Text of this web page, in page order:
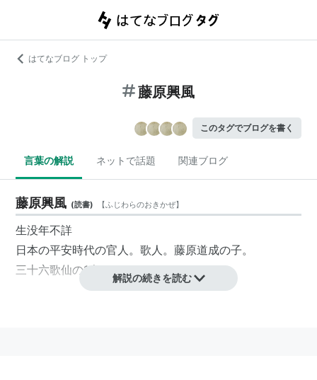
はてなブログ トップ
藤原興風
このタグでブログを書く
言葉の解説 ネットで話題 関連ブログ
藤原興風 (読書) 【ふじわらのおきかぜ】
生没年不詳
日本の平安時代の官人。歌人。藤原道成の子。
三十六歌仙の1人である。
解説の続きを読む